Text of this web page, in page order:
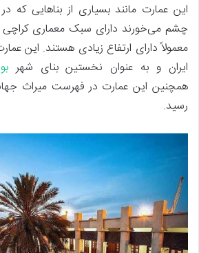
این عمارت مانند بسیاری از بنا‌هایی
چشم می‌خورند دارای سبک معماری کراچی
معمولاً دارای ارتفاع زیادی هستند. این
ایران و به عنوان نخستین بنای شهر
همچنین این عمارت در فهرست میراث
رسید.